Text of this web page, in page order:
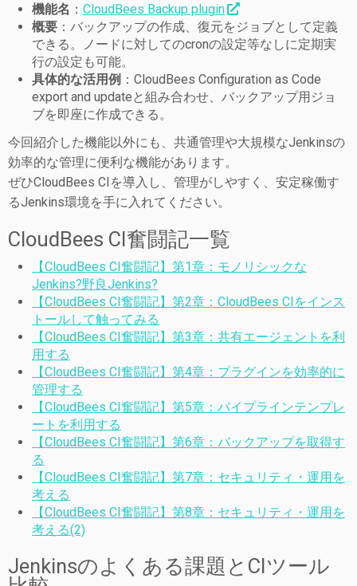
機能名 ： CloudBees Backup plugin
概要 ：バックアップの作成、復元をジョブとして定義
できる。ノードに対してのcronの設定等なしに定期実
行の設定も可能。
具体的な活用例 ：CloudBees Configuration as Code
export and updateと組み合わせ、バックアップ用ジョ
ブを即座に作成できる。
今回紹介した機能以外にも、共通管理や大規模なJenkinsの
効率的な管理に便利な機能があります。
ぜひCloudBees CIを導入し、管理がしやすく、安定稼働す
るJenkins環境を手に入れてください。
CloudBees CI奮闘記一覧
【CloudBees CI奮闘記】第1章：モノリシックな
Jenkins?野良Jenkins?
【CloudBees CI奮闘記】第2章：CloudBees CIをインス
トールして触ってみる
【CloudBees CI奮闘記】第3章：共有エージェントを利
用する
【CloudBees CI奮闘記】第4章：プラグインを効率的に
管理する
【CloudBees CI奮闘記】第5章：パイプラインテンプレ
ートを利用する
【CloudBees CI奮闘記】第6章：バックアップを取得す
る
【CloudBees CI奮闘記】第7章：セキュリティ・運用を
考える
【CloudBees CI奮闘記】第8章：セキュリティ・運用を
考える(2)
Jenkinsのよくある課題とCIツール